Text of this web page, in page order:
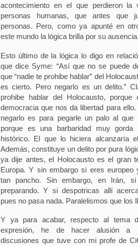
acontecimiento en el que perdieron la
personas humanas, que antes que
personas. Pero, como ya apunté en
este mundo la lógica brilla por su
Esto último de la lógica lo digo en
que dice Syme: “Así que no se puede
que “nadie te prohibe hablar” del
es cierto. Pero negarlo es un delito.”
prohibe hablar del Holocausto, porque
democracia que nos da libertad para
negarlo es para pegarle un palo al que
porque es una barbaridad muy gorda
histórico. El que lo hiciera alcanzaría
Además, constituye un delito por pura
ya dije antes, el Holocausto es el gran
Europa. Y sin embargo si eres europeo
tan pancho. Sin embargo, en Irán,
preparando. Y si despotricas allí
pues no pasa nada. Paralelismos que los
Y ya para acabar, respecto al tema
expresión, he de hacer alusión a
discusiones que tuve con mi profe de